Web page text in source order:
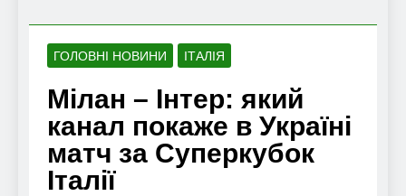
ГОЛОВНІ НОВИНИ ІТАЛІЯ
Мілан – Інтер: який
канал покаже в Україні
матч за Суперкубок
Італії